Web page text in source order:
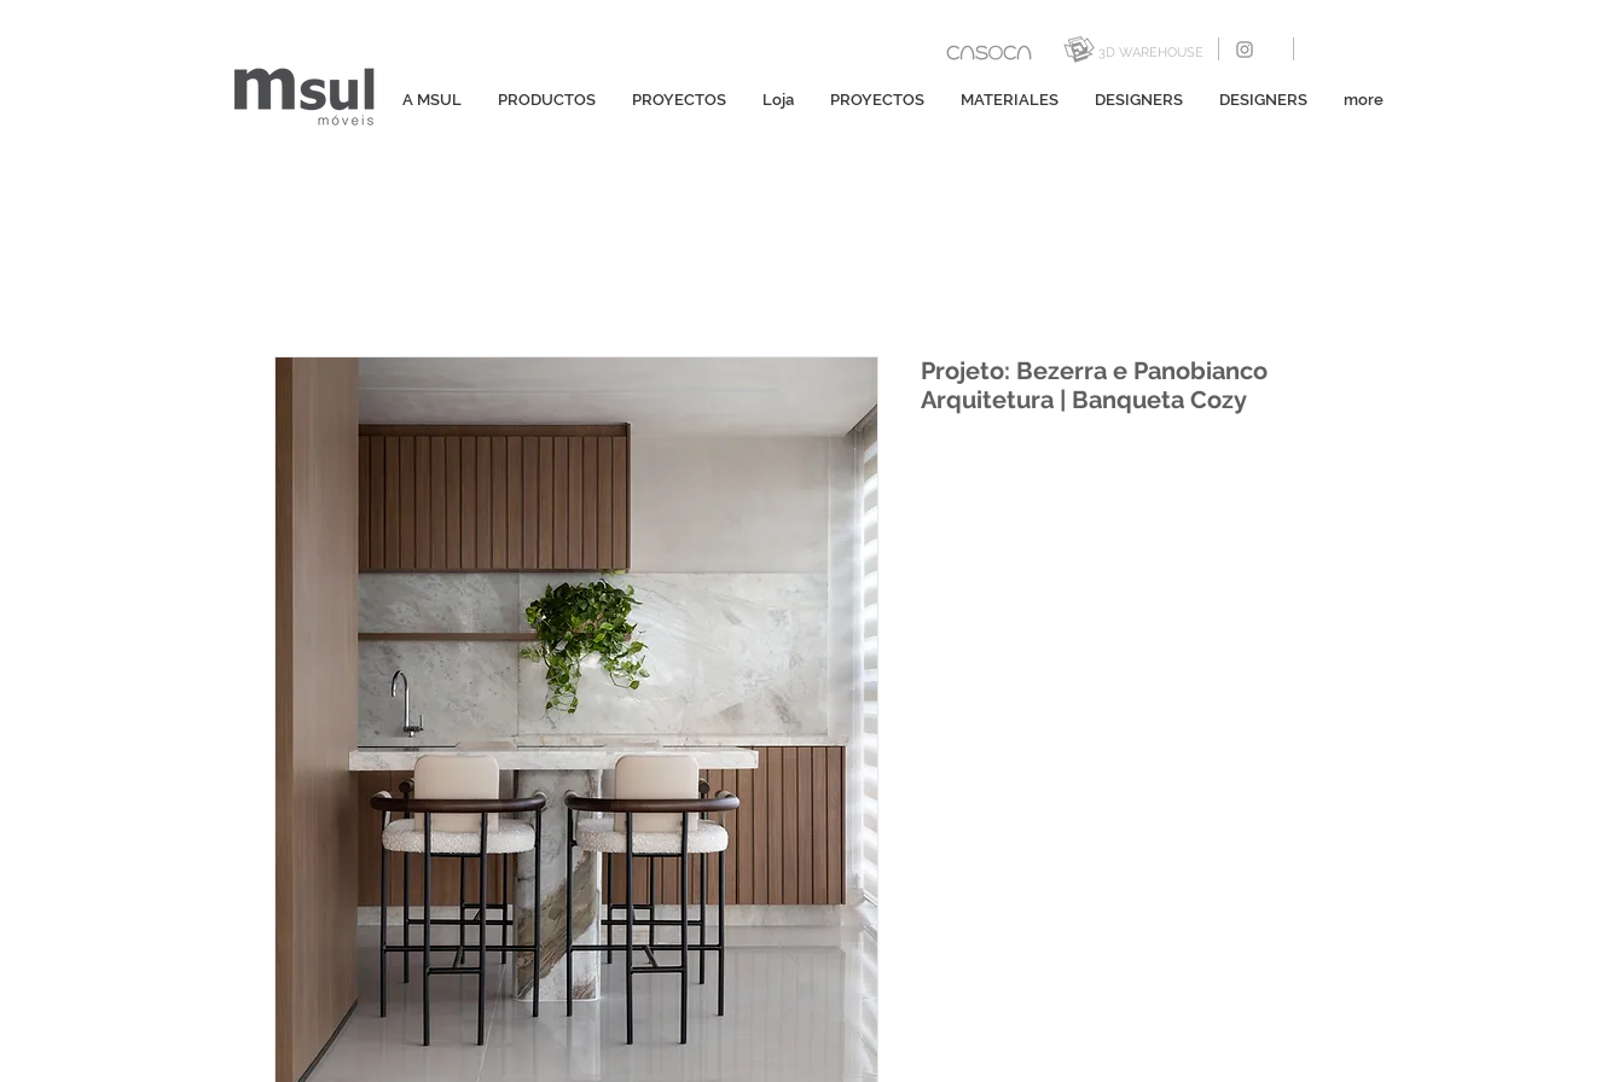
A MSUL PRODUCTOS PROYECTOS Loja PROYECTOS MATERIALES DESIGNERS DESIGNERS more
3D WAREHOUSE
Projeto: Bezerra e Panobianco
Arquitetura | Banqueta Cozy